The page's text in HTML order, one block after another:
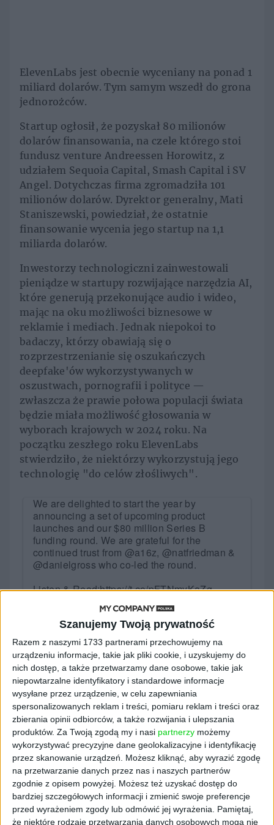
Szanujemy Twoją prywatność
Razem z naszymi 1733 partnerami przechowujemy na
urządzeniu informacje, takie jak pliki cookie, i uzyskujemy do
nich dostęp, a także przetwarzamy dane osobowe, takie jak
niepowtarzalne identyfikatory i standardowe informacje
wysyłane przez urządzenie, w celu zapewniania
spersonalizowanych reklam i treści, pomiaru reklam i treści oraz
zbierania opinii odbiorców, a także rozwijania i ulepszania
produktów. Za Twoją zgodą my i nasi partnerzy możemy
wykorzystywać precyzyjne dane geolokalizacyjne i identyfikację
przez skanowanie urządzeń. Możesz kliknąć, aby wyrazić zgodę
na przetwarzanie danych przez nas i naszych partnerów
zgodnie z opisem powyżej. Możesz też uzyskać dostęp do
bardziej szczegółowych informacji i zmienić swoje preferencje
przed wyrażeniem zgody lub odmówić jej wyrażenia.
Pamiętaj,
że niektóre rodzaje przetwarzania danych osobowych mogą nie
ElevenLabs jest obecnie wyceniany na ponad 1
miliard dolarów. Tym samym wszedł do grona
jednorożców.
Startup ogłosił, że pozyskał 80 milionów
dolarów finansowania, na czele którego stoi
fundusz venture Andreessen Horowitz, z
udziałem Sequoia Capital, Smash Capital i SV
Angel. Dotychczas firma zgromadziła 101
milionów dolarów. Dyrektor generalny, Mati
Staniszewski, powiedział, że ostatnie
finansowanie wycenia jego startup na 1,1
miliarda dolarów.
Inwestorzy technologiczni zainwestowali
pieniądze w startupy rozwijające narzędzia AI,
które generują przekonujące audio i wideo,
mając na oku możliwości biznesowe w
reklamie i mediach. Jednak niepokoi to
badaczy, którzy obawiają się o
rozprzestrzenianie się oszukańczych
deepfake'ów wykorzystywanych w
oszustwach, pornografii i polityce —
zwłaszcza że prawie połowa populacji świata
będzie miała możliwość głosowania w
wyborach krajowych w 2024 roku. Na
początku zeszłego roku ElevenLabs
stwierdziło, że niektórzy wykorzystują jego
technologię "do celów złośliwych".
We are delighted to start the year by
announcing a set of upcoming product
launches and our $80 million Series B
funding round. We are grateful for the
continued trust from @a16z, @natfriedman &
@danielgross who co-led the round.
Listen & Read:https://t.co/pFTNmyKaZg
— ElevenLabs (@elevenlabsio)January 22, 2024
Staniszewski powiedział, że nagrania audio
udające osoby bez ich zgody są zabronione i
będą usuwane. Startup z 40-osobowym
zespołem ma pięciu pracowników zajmujących
się moderacją i pracami politycznymi i planuje
zatrudnić więcej tego typu specjalistów.
"Dziewięćdziesiąt dziewięć procent
przypadków użycia, które obserwujemy,
należy do pozytywnego zakresu" — stwierdził
szef firmy.
ElevenLabs. Na co